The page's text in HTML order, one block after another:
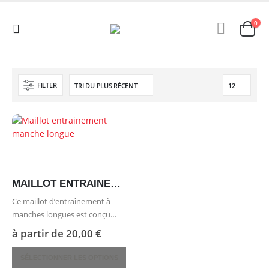
0
FILTER
MAILLOT ENTRAINEMENT MANCHE LONGUE
Ce maillot d’entraînement à
manches longues est conçu
pour vous offrir un confort
optimal lors de vos séances
à partir de 20,00 €
produit